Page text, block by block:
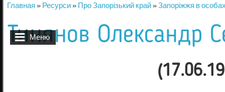
Меню
Главная »Ресурси»Про Запорізький край»Запоріжжя в
Тинянов Олександр